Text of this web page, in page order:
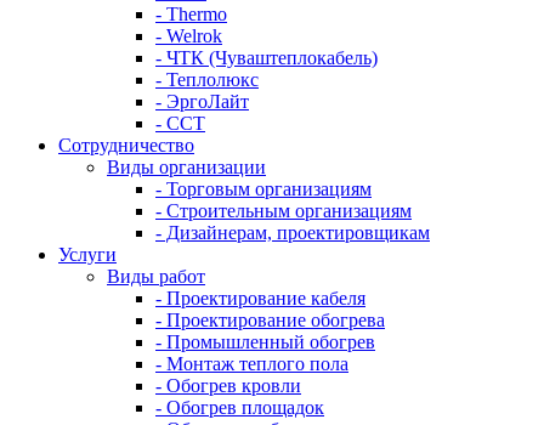
- Thermo
- Welrok
- ЧТК (Чуваштеплокабель)
- Теплолюкс
- ЭргоЛайт
- ССТ
Сотрудничество
Виды организации
- Торговым организациям
- Строительным организациям
- Дизайнерам, проектировщикам
Услуги
Виды работ
- Проектирование кабеля
- Проектирование обогрева
- Промышленный обогрев
- Монтаж теплого пола
- Обогрев кровли
- Обогрев площадок